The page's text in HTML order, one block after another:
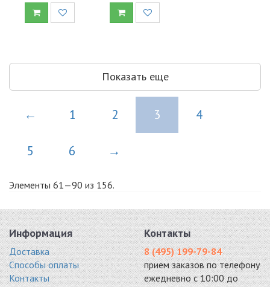
Показать еще
← 1 2 3 4
5 6 →
Элементы 61—90 из 156.
Информация
Доставка
Способы оплаты
Контакты
Контакты
8 (495) 199-79-84
прием заказов по телефону
ежедневно с 10:00 до